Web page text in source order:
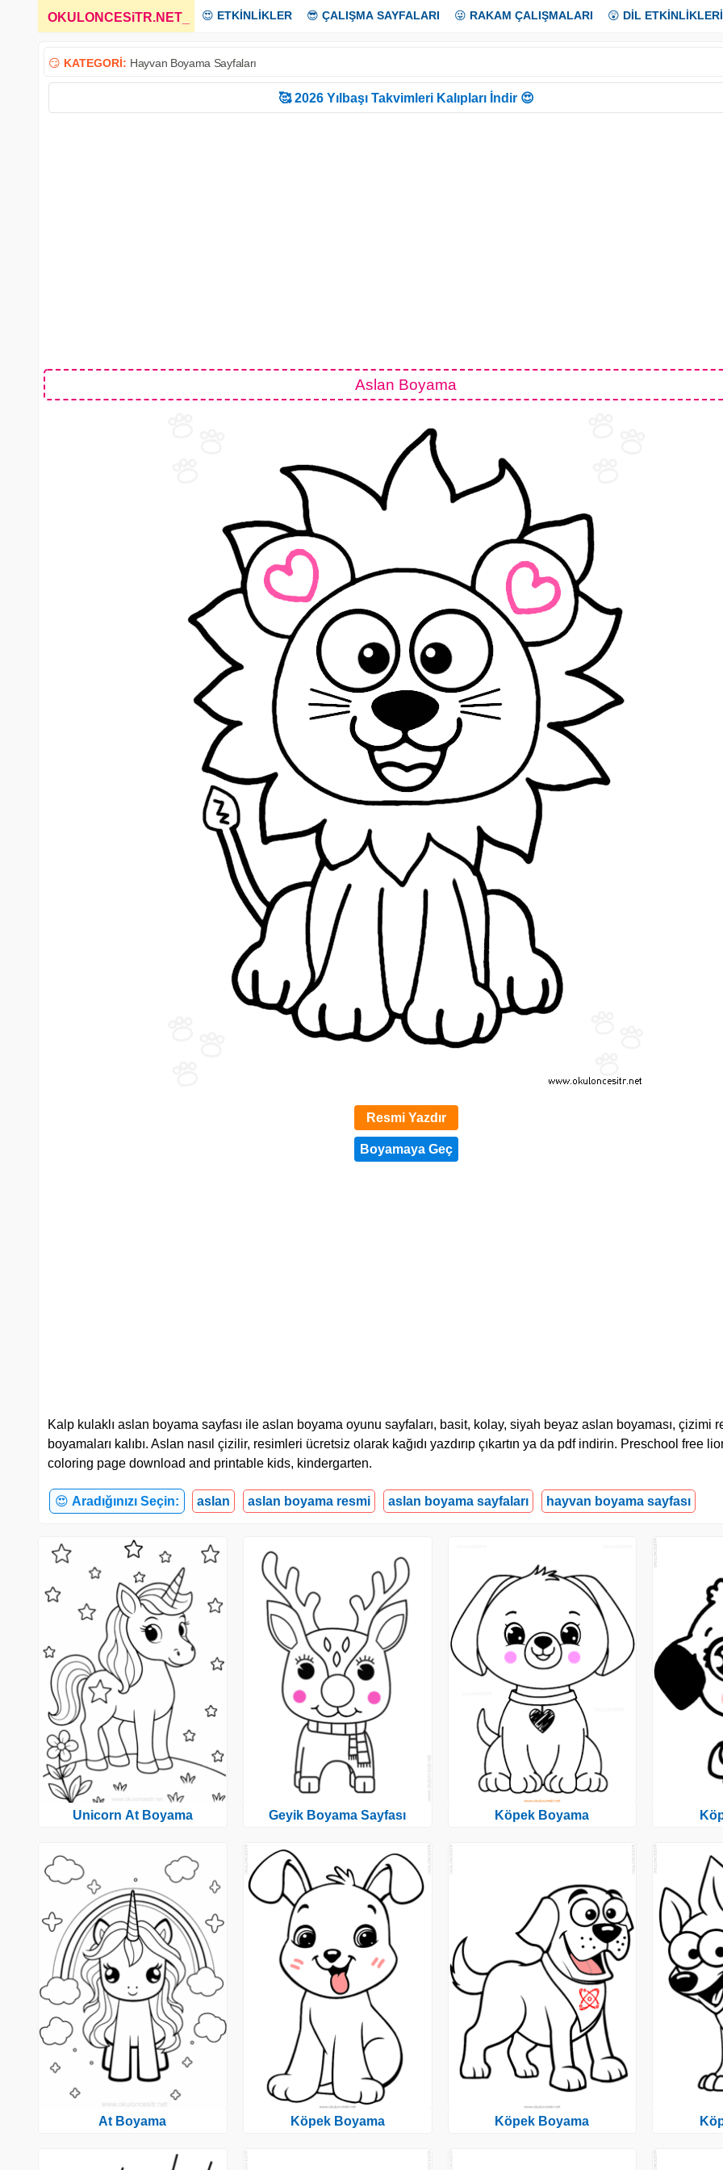
OKULONCESiTR.NET 😍 ETKİNLİKLER 😎 ÇALIŞMA SAYFALARI 😜 RAKAM ÇALIŞMALARI 😲 DİL ETKİNLİKLERİ
😏 KATEGORİ: Hayvan Boyama Sayfaları
🥰 2026 Yılbaşı Takvimleri Kalıpları İndir 😍
Aslan Boyama
Resmi Yazdır
Kalp kulaklı aslan boyama sayfası ile aslan boyama oyunu sayfaları, basit, kolay, siyah beyaz aslan boyaması, çizimi
boyamaları kalıbı. Aslan nasıl çizilir, resimleri ücretsiz olarak kağıdı yazdırıp çıkartın ya da pdf indirin. Preschool free
coloring page download and printable kids, kindergarten.
😍 Aradığınızı Seçin: aslan aslan boyama resmi aslan boyama sayfaları hayvan boyama sayfası
Unicorn At Boyama
At Boyama
Geyik Boyama Sayfası
Köpek Boyama
Köpek Boyama
Köpek Boyama